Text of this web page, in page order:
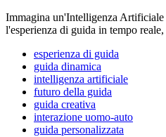
Immagina un'Intelligenza Artificiale
l'esperienza di guida in tempo
esperienza di guida
guida dinamica
intelligenza artificiale
futuro della guida
guida creativa
interazione uomo-auto
guida personalizzata